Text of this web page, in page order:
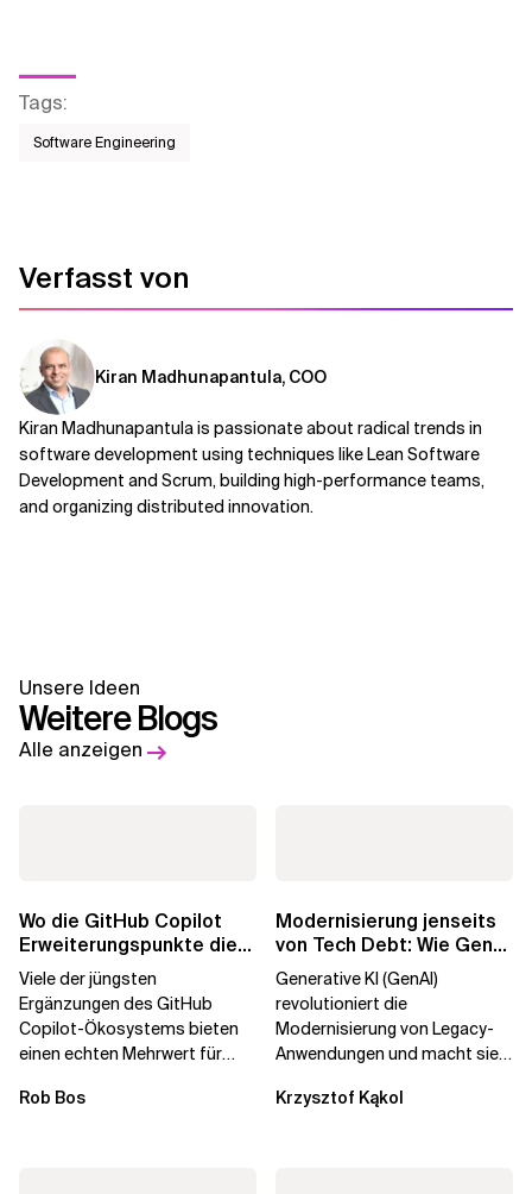
Tags:
Software Engineering
Verfasst von
Kiran Madhunapantula, COO
Kiran Madhunapantula is passionate about radical trends in
software development using techniques like Lean Software
Development and Scrum, building high-performance teams,
and organizing distributed innovation.
Unsere Ideen
Weitere Blogs
Alle anzeigen
Wo die GitHub Copilot
Erweiterungspunkte die
Governance brechen
Viele der jüngsten
Ergänzungen des GitHub
Copilot-Ökosystems bieten
einen echten Mehrwert für
aber auch die...
Rob Bos
Modernisierung jenseits
von Tech Debt: Wie GenAI
die
Generative KI (GenAI)
revolutioniert die
Modernisierung von Legacy-
Anwendungen und macht sie
Durch die Automatisierung...
Krzysztof Kąkol